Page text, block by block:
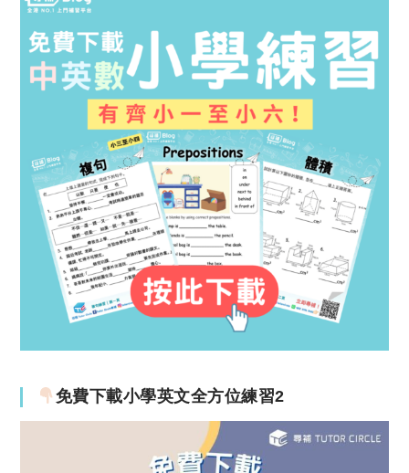
免費下載小學英文全方位練習2